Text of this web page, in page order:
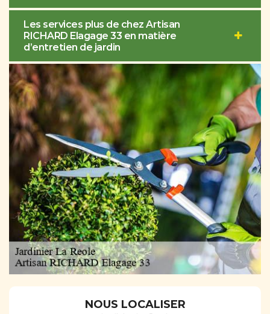
Les services plus de chez Artisan
RICHARD Elagage 33 en matière
d’entretien de jardin
NOUS LOCALISER